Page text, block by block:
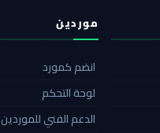
موردين
انضم كمورد
لوحة التحكم
الدعم الفني للموردين